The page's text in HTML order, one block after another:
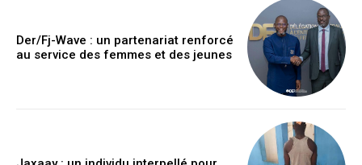
Der/Fj-Wave : un partenariat renforcé
au service des femmes et des jeunes